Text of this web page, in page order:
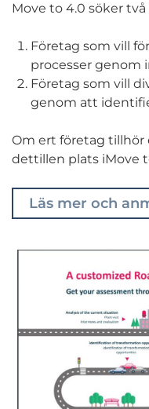
Move to 4.0 söker
Företag som vill
processer genom
Företag som vill
genom att
Om ert företag tillhör
dettillen plats iMove
Läs mer och